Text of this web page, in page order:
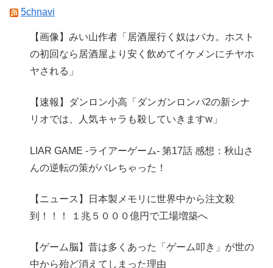
5chnavi
【画像】みい山作者「居酒屋行く奴はバカ。ホスト
の初回なら居酒屋より安く飲めてイケメンにチヤホ
ヤされる」
【速報】ダンロン小高「ダンガンロンパ2の新シナ
リオでは、人気キャラも殺していきますw」
LIAR GAME -ライアーゲーム- 第17話 感想：秋山さ
んの逆転の策がバレちゃった！
【ニュース】日本製メモリに世界中から注文殺
到！！！ １兆５０００億円で工場増築へ
【ゲーム脳】昔は多くあった「ゲーム叩き」が世の
中から殆ど消えてしまった理由